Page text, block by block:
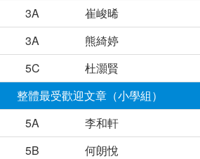
3A 崔峻晞
3A 熊綺婷
5C 杜灝賢
整體最受歡迎文章（小學組）
5A 李和軒
5B 何朗悅